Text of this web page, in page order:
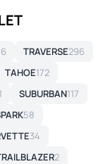
TRAVERSE296
TAHOE172
SUBURBAN117
58
34
2